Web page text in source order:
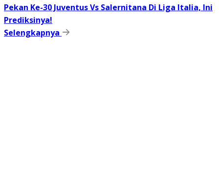
Pekan Ke-30 Juventus Vs Salernitana Di Liga Italia, Ini
Prediksinya!
Selengkapnya